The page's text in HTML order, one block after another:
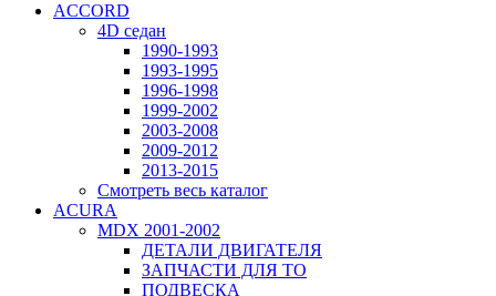
ACCORD
4D седан
1990-1993
1993-1995
1996-1998
1999-2002
2003-2008
2009-2012
2013-2015
Смотреть весь каталог
ACURA
MDX 2001-2002
ДЕТАЛИ ДВИГАТЕЛЯ
ЗАПЧАСТИ ДЛЯ ТО
ПОДВЕСКА